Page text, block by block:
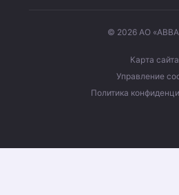
© 2026 АО
Карта сайта
Управление
Политика